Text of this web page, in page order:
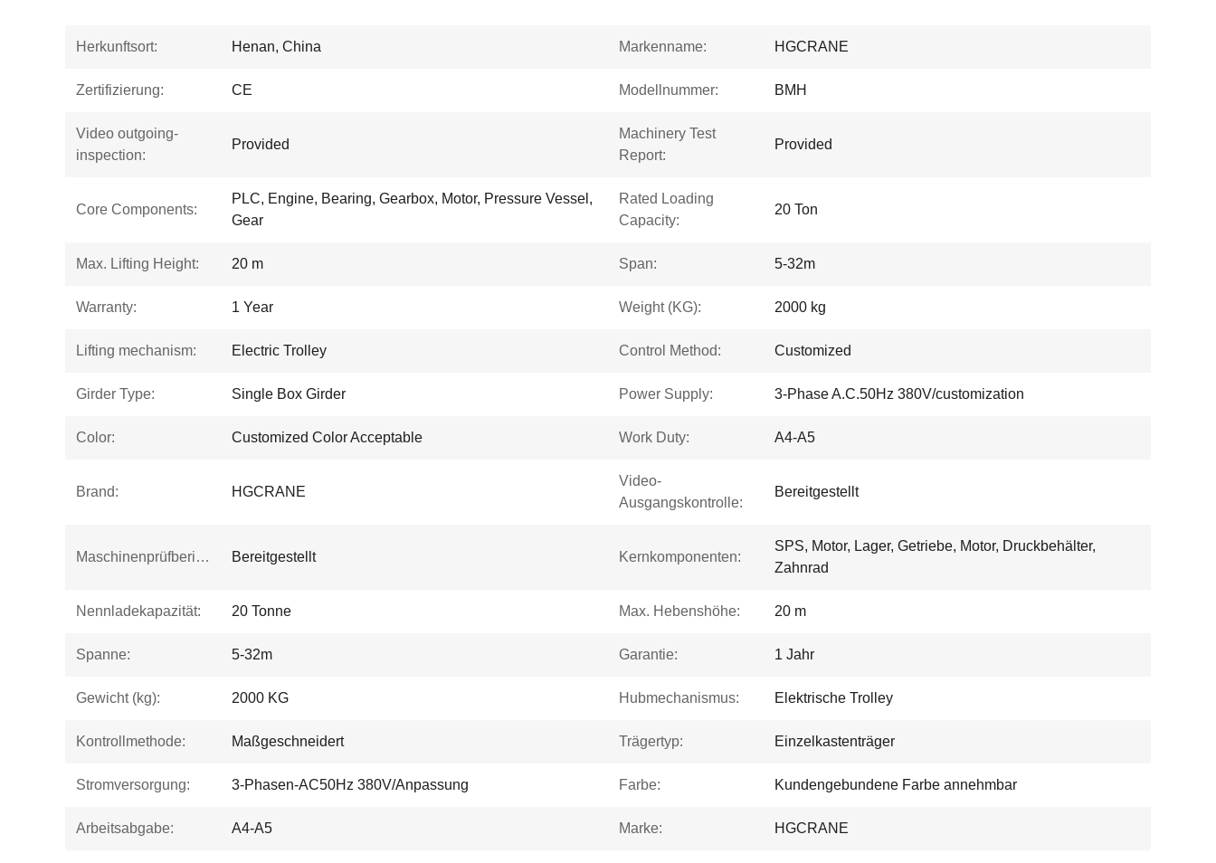
Herkunftsort: Henan, China Markenname: HGCRANE
Zertifizierung: CE Modellnummer: BMH
Video outgoing-
inspection:
Provided
Machinery Test
Report:
Provided
Core Components:
PLC, Engine, Bearing, Gearbox, Motor, Pressure Vessel,
Gear
Rated Loading
Capacity:
20 Ton
Max. Lifting Height: 20 m Span: 5-32m
Warranty: 1 Year Weight (KG): 2000 kg
Lifting mechanism: Electric Trolley Control Method: Customized
Girder Type: Single Box Girder Power Supply: 3-Phase A.C.50Hz 380V/customization
Color: Customized Color Acceptable Work Duty: A4-A5
Brand: HGCRANE
Video-
Ausgangskontrolle:
Bereitgestellt
Maschinenprüfbericht: Bereitgestellt Kernkomponenten:
SPS, Motor, Lager, Getriebe, Motor, Druckbehälter,
Zahnrad
Nennladekapazität: 20 Tonne Max. Hebenshöhe: 20 m
Spanne: 5-32m Garantie: 1 Jahr
Gewicht (kg): 2000 KG Hubmechanismus: Elektrische Trolley
Kontrollmethode: Maßgeschneidert Trägertyp: Einzelkastenträger
Stromversorgung: 3-Phasen-AC50Hz 380V/Anpassung Farbe: Kundengebundene Farbe annehmbar
Arbeitsabgabe: A4-A5 Marke: HGCRANE